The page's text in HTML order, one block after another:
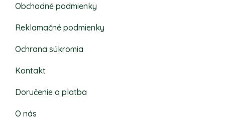
Obchodné podmienky
Reklamačné podmienky
Ochrana súkromia
Kontakt
Doručenie a platba
O nás